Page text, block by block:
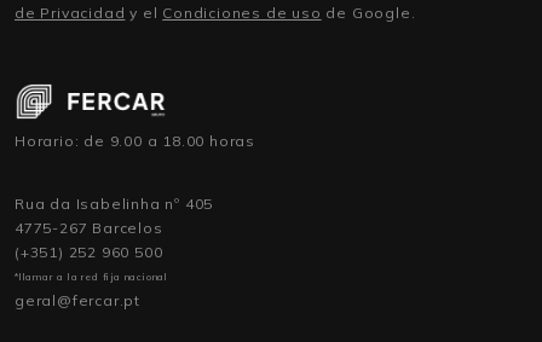
de Privacidad y el Condiciones de uso de Google.
Horario: de 9.00 a 18.00 horas
Rua da Isabelinha nº 405
4775-267 Barcelos
(+351) 252 960 500
*llamar a la red fija nacional
geral@fercar.pt